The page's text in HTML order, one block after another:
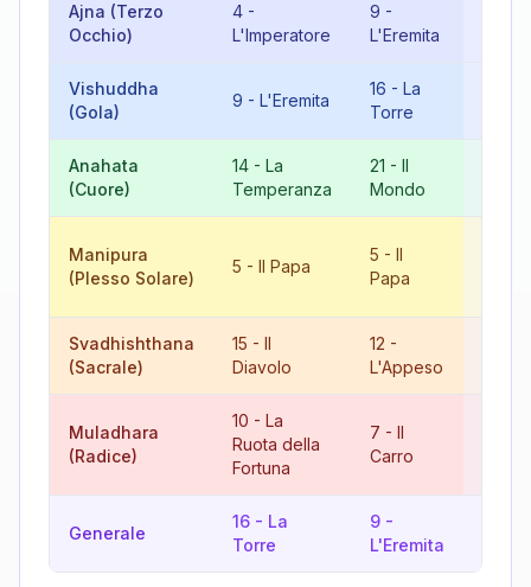
Ajna (Terzo
Occhio)
4 -
L'Imperatore
9 -
L'Eremita
Vishuddha
(Gola)
9 - L'Eremita
16 - La
Torre
Anahata
(Cuore)
14 - La
Temperanza
21 - Il
Mondo
Manipura
(Plesso Solare)
5 - Il Papa
5 - Il
Papa
Svadhishthana
(Sacrale)
15 - Il
Diavolo
12 -
L'Appeso
Muladhara
(Radice)
10 - La
Ruota della
Fortuna
7 - Il
Carro
Generale
16 - La
Torre
9 -
L'Eremita